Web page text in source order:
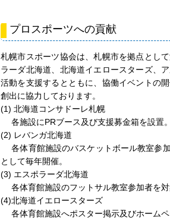
プロスポーツへの貢献
札幌市スポーツ協会は、札幌市を拠点とし
ラーダ北海道、北海道イエロースターズ、
活動を支援するとともに、協働イベントの
創出に協力しております。
(1) 北海道コンサドーレ札幌
各施設にPRブース及び支援募金箱を設置。
(2) レバンガ北海道
各体育館施設のバスケットボール教室参
として毎年開催。
(3) エスポラーダ北海道
各体育館施設のフットサル教室参加者を対
(4)北海道イエロースターズ
各体育館施設へポスター掲示及びホームペ